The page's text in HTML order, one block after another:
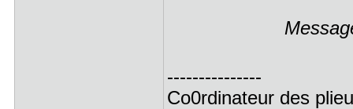
---------------
Co0rdinateur des